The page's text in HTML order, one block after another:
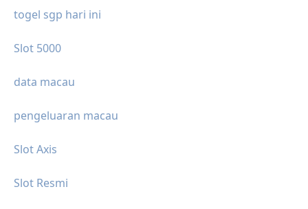
togel sgp hari ini
Slot 5000
data macau
pengeluaran macau
Slot Axis
Slot Resmi